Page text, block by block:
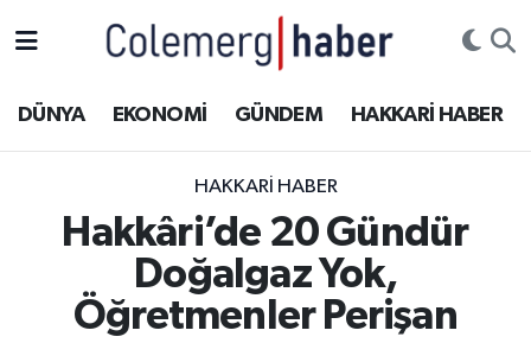
DÜNYA EKONOMİ GÜNDEM HAKKARİ HABER
HAKKARI HABER
Hakkâri’de 20 Gündür
Doğalgaz Yok,
Öğretmenler Perişan
ASAYİŞ
DÜNYA
Hakkâri Hava Durumu
Hakkari Namaz Vakitleri
Hakkâri Trafik Yoğunluk Haritası
Süper Lig Puan Durumu ve Fikstür